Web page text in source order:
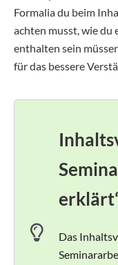
Formalia du beim
achten musst, wie du
enthalten sein
für das bessere
Das